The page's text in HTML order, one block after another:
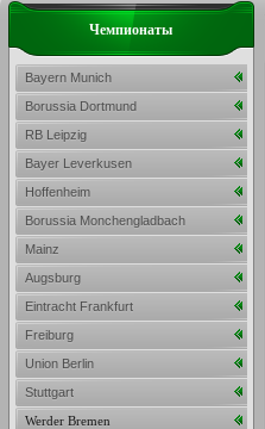
Чемпионаты
Bayern Munich
Borussia Dortmund
RB Leipzig
Bayer Leverkusen
Hoffenheim
Borussia Monchengladbach
Mainz
Augsburg
Eintracht Frankfurt
Freiburg
Union Berlin
Stuttgart
Werder Bremen